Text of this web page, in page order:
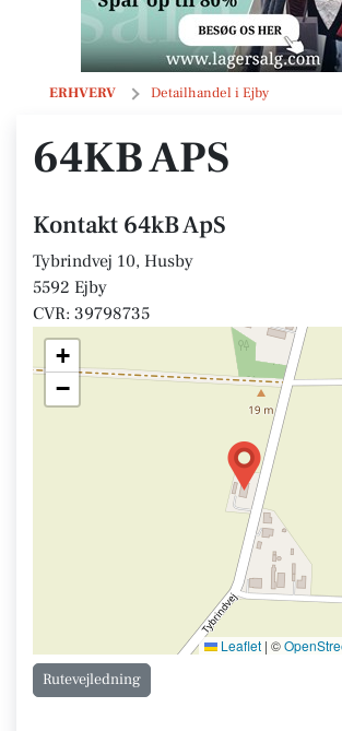
ERHVERV Detailhandel i Ejby
64kB ApS
64KB APS
Kontakt 64kB ApS
Tybrindvej 10, Husby
5592 Ejby
CVR: 39798735
+
−
Leaflet | ©
Rutevejledning